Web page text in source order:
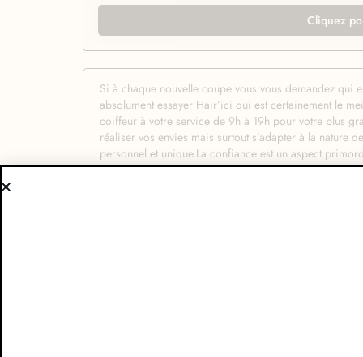
Cliquez
Si à chaque nouvelle coupe vous vous demandez
absolument essayer Hair’ici qui est certainement le
coiffeur à votre service de 9h à 19h pour votre plus
réaliser vos envies mais surtout s’adapter à la nature
personnel et unique.La confiance est un aspect
qu’on sait faire chez Hair’ici : vous mettre en
à son savoir-faire professionnel. Que vous preniez
techniques votre hôte saura réaliser la moindre de
vos hôtes de Hair’ici mettent aussi à profit les
ensemble de conseils pour mieux entretenir ses